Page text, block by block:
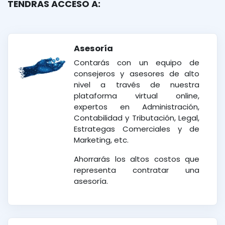
TENDRAS ACCESO A:
Asesoría
Contarás con un equipo de
consejeros y asesores de alto
nivel a través de nuestra
plataforma virtual online,
expertos en Administración,
Contabilidad y Tributación, Legal,
Estrategas Comerciales y de
Marketing, etc.
Ahorrarás los altos costos que
representa contratar una
asesoría.